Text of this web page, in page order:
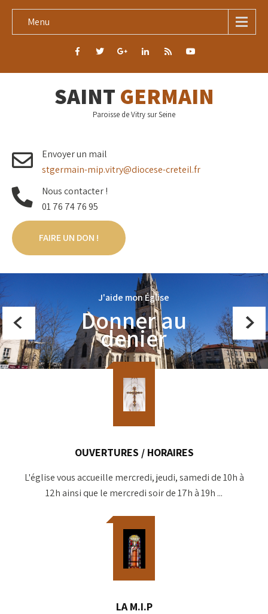
Menu
SAINT GERMAIN
Paroisse de Vitry sur Seine
Envoyer un mail
stgermain-mip.vitry@diocese-creteil.fr
Nous contacter !
01 76 74 76 95
FAIRE UN DON !
J'aide mon Église
Donner au
denier
OUVERTURES / HORAIRES
L'église vous accueille mercredi, jeudi, samedi de 10h à
12h ainsi que le mercredi soir de 17h à 19h ...
LA M.I.P